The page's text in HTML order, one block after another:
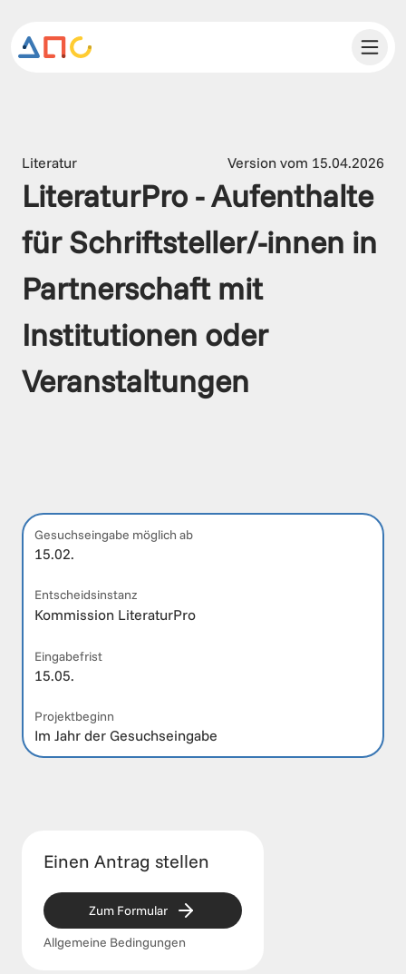
Literatur Version vom 15.04.2026
LiteraturPro - Aufenthalte
für Schriftsteller/-innen in
Partnerschaft mit
Institutionen oder
Veranstaltungen
Gesuchseingabe möglich ab
15.02.
Entscheidsinstanz
Kommission LiteraturPro
Eingabefrist
15.05.
Projektbeginn
Im Jahr der Gesuchseingabe
Einen Antrag stellen
Zum Formular
Allgemeine Bedingungen